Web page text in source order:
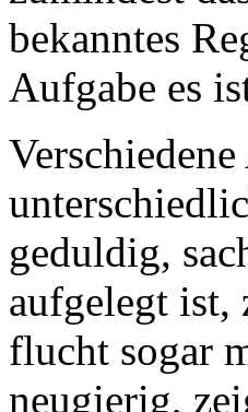
bekanntes
Aufgabe es
geduldig,
aufgelegt ist,
flucht sogar
neugierig,